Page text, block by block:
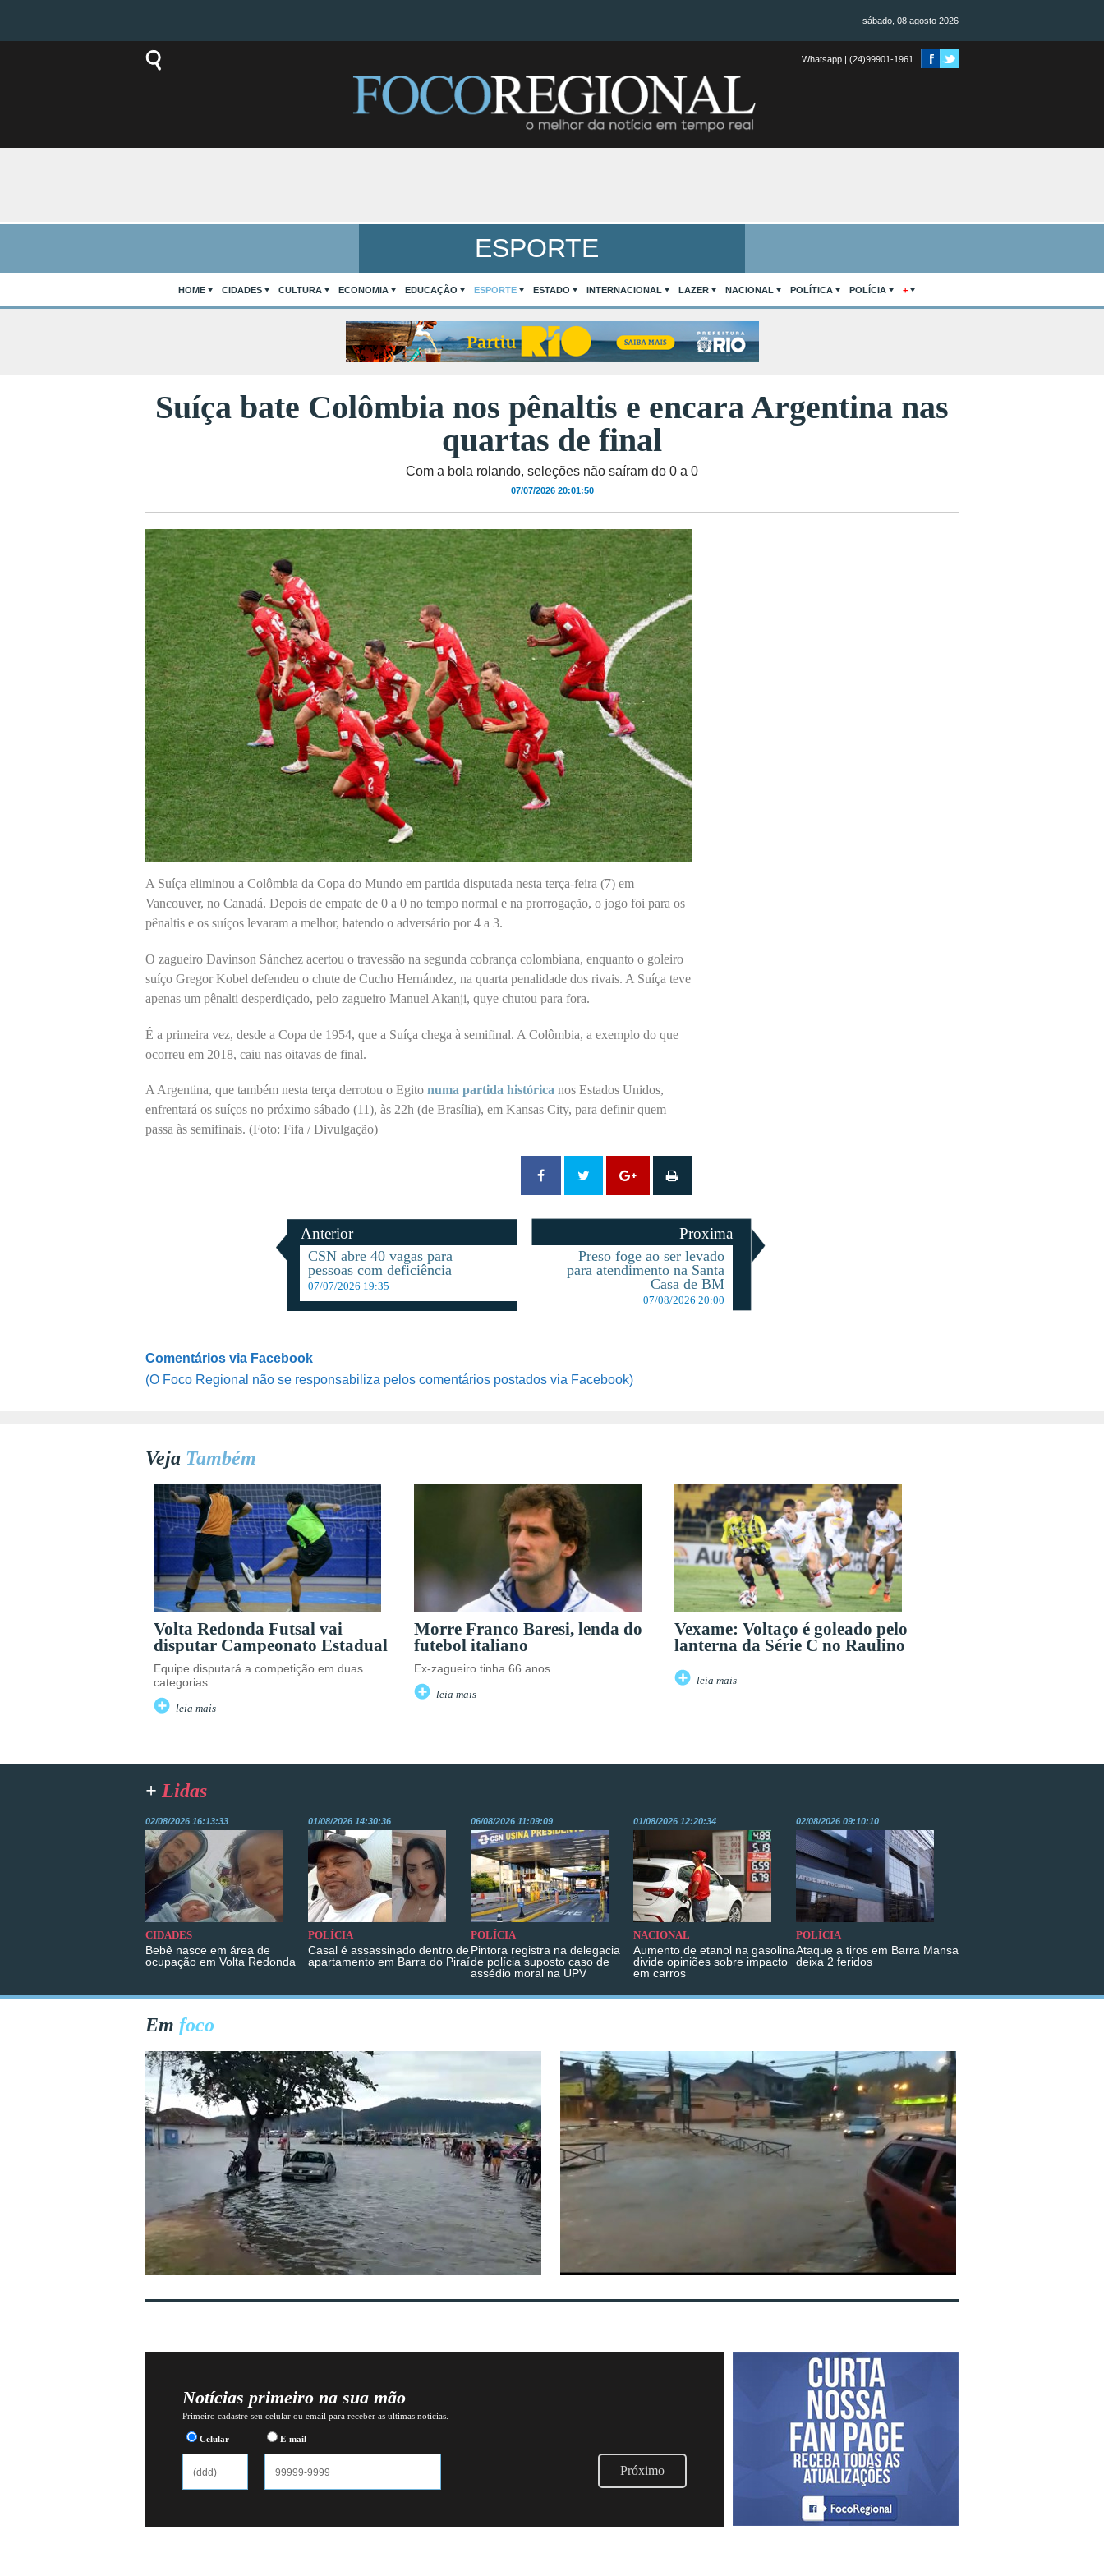
sábado, 08 agosto 2026
Whatsapp | (24)99901-1961
ESPORTE
HOME CIDADES CULTURA ECONOMIA EDUCAÇÃO ESPORTE ESTADO INTERNACIONAL LAZER NACIONAL POLÍTICA POLÍCIA +
Suíça bate Colômbia nos pênaltis e encara Argentina nas
quartas de final
Com a bola rolando, seleções não saíram do 0 a 0
07/07/2026 20:01:50
A Suíça eliminou a Colômbia da Copa do Mundo em partida disputada nesta terça-feira (7) em
Vancouver, no Canadá. Depois de empate de 0 a 0 no tempo normal e na prorrogação, o jogo foi para os
pênaltis e os suíços levaram a melhor, batendo o adversário por 4 a 3.
O zagueiro Davinson Sánchez acertou o travessão na segunda cobrança colombiana, enquanto o goleiro
suíço Gregor Kobel defendeu o chute de Cucho Hernández, na quarta penalidade dos rivais. A Suíça teve
apenas um pênalti desperdiçado, pelo zagueiro Manuel Akanji, quye chutou para fora.
É a primeira vez, desde a Copa de 1954, que a Suíça chega à semifinal. A Colômbia, a exemplo do que
ocorreu em 2018, caiu nas oitavas de final.
A Argentina, que também nesta terça derrotou o Egito numa partida histórica nos Estados Unidos,
enfrentará os suíços no próximo sábado (11), às 22h (de Brasília), em Kansas City, para definir quem
passa às semifinais. (Foto: Fifa / Divulgação)
Anterior
CSN abre 40 vagas para
pessoas com deficiência
07/07/2026 19:35
Proxima
Preso foge ao ser levado
para atendimento na Santa
Casa de BM
07/08/2026 20:00
Comentários via Facebook
(O Foco Regional não se responsabiliza pelos comentários postados via Facebook)
Veja Também
Volta Redonda Futsal vai
disputar Campeonato Estadual
Equipe disputará a competição em duas
categorias
leia mais
Morre Franco Baresi, lenda do
futebol italiano
Ex-zagueiro tinha 66 anos
leia mais
Vexame: Voltaço é goleado pelo
lanterna da Série C no Raulino
leia mais
+ Lidas
02/08/2026 16:13:33
CIDADES
Bebê nasce em área de
ocupação em Volta Redonda
01/08/2026 14:30:36
POLÍCIA
Casal é assassinado dentro de
apartamento em Barra do Piraí
06/08/2026 11:09:09
POLÍCIA
Pintora registra na delegacia
de polícia suposto caso de
assédio moral na UPV
01/08/2026 12:20:34
NACIONAL
Aumento de etanol na gasolina
divide opiniões sobre impacto
em carros
02/08/2026 09:10:10
POLÍCIA
Ataque a tiros em Barra Mansa
deixa 2 feridos
Em foco
Notícias primeiro na sua mão
Primeiro cadastre seu celular ou email para receber as ultimas notícias.
Celular E-mail
Próximo